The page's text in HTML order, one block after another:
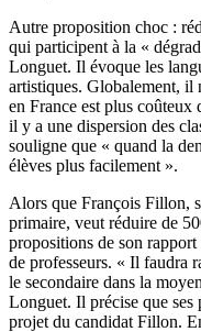
Autre proposition choc :
qui participent à la «
Longuet. Il évoque les
artistiques. Globalement, il
en France est plus coûteux
il y a une dispersion des
souligne que « quand la
élèves plus facilement ».
Alors que François Fillon,
primaire, veut réduire de
propositions de son
de professeurs. « Il faudra
le secondaire dans la
Longuet. Il précise que
projet du candidat Fillon.